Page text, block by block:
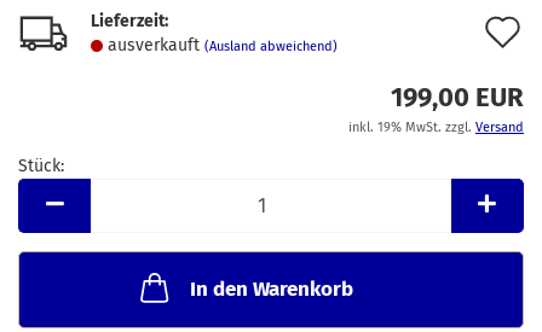
Lieferzeit:
ausverkauft (Ausland abweichend)
199,00 EUR
inkl. 19% MwSt. zzgl. Versand
Stück:
Stück
In den Warenkorb